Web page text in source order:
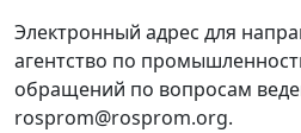
Электронный адрес для
агентство по
обращений по вопросам
rosprom@rosprom.org.